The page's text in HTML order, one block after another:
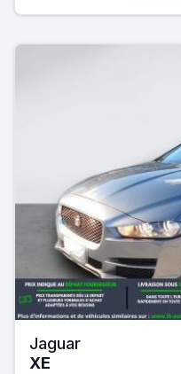
Jaguar
XE